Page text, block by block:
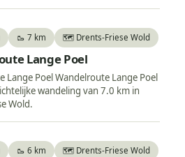
🥾 7 km 🗺️ Drents-Friese Wold
Lange Poel
Lange Poel Wandelroute Lange Poel
wandeling van 7.0 km in
Wold.
🥾 6 km 🗺️ Drents-Friese Wold